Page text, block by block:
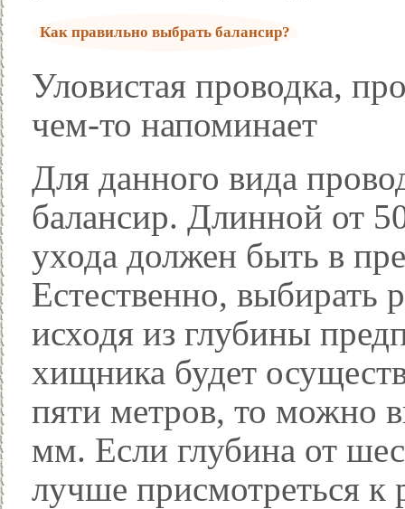
Как правильно выбрать балансир?
Уловистая проводка,
чем-то напоминает
Для данного вида
балансир. Длинной от
ухода должен быть в
Естественно, выбирать
исходя из глубины
хищника будет
пяти метров, то можно
мм. Если глубина от
лучше присмотреться